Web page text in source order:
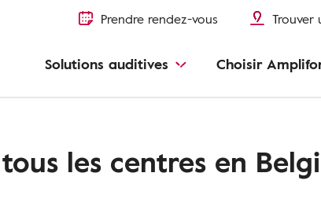
Prendre rendez-vous Trouver
Solutions auditives Choisir
les centres en